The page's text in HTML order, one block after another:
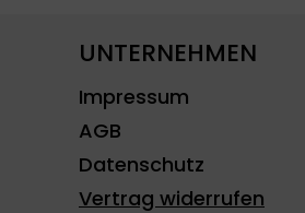
UNTERNEHMEN
Impressum
AGB
Datenschutz
Vertrag widerrufen